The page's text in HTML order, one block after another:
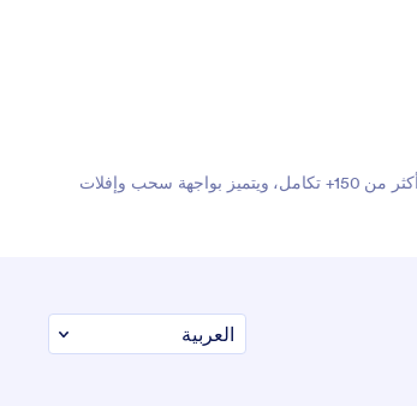
Jotform هو أسهل منشئ نماذج عبر الإنترنت بفضل نماذجه القوية التي تنجز المهام، ويثق به أكثر من 35 مليون مستخدم حول العالم. يضم أكثر من 20,000+ قالب جاهز، وأكثر من 150+ تكامل، ويتميز بواجهة سحب وإفلات